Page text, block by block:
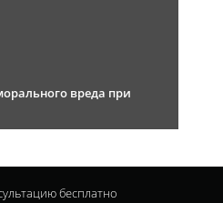
вреда при
бесплатно